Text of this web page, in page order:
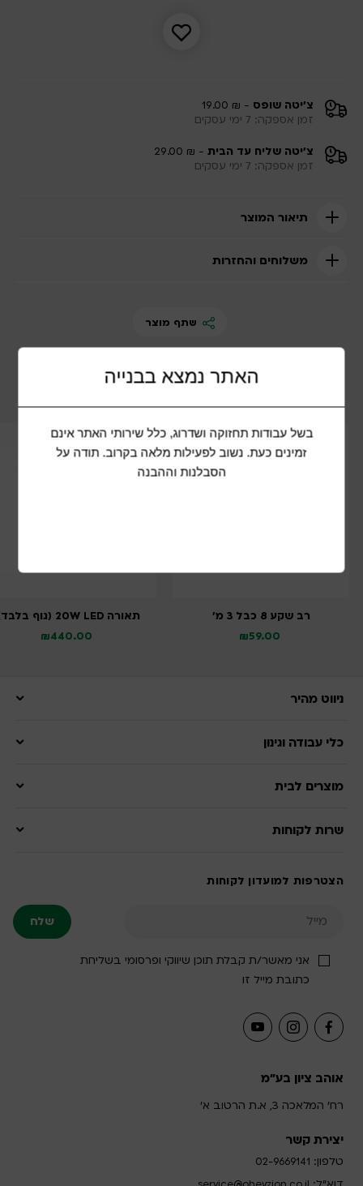
צ'יטה שופס - ₪ 19.00
זמן אספקה: 7 ימי עסקים
צ'יטה שליח עד הבית - ₪ 29.00
זמן אספקה: 7 ימי עסקים
תיאור המוצר
משלוחים והחזרות
שתף מוצר
רב שקע 8 כבל 3 מ’
59.00
₪
תאורה 20W LED (גוף בלבד)
440.00
₪
אוהב ציון בע"מ
רח' המלאכה 3, א.ת הרטוב א'
יצירת קשר
טלפון: 02-9669141
ניווט מהיר
כלי עבודה וגינון
מוצרים לבית
שרות לקוחות
הצטרפות למועדון לקוחות
אני מאשר/ת קבלת תוכן שיווקי ופרסומי בשליחת
כתובת מייל זו
האתר נמצא בבנייה
בשל עבודות תחזוקה ושדרוג, כלל שירותי האתר אינם
זמינים כעת. נשוב לפעילות מלאה בקרוב. תודה על
הסבלנות וההבנה